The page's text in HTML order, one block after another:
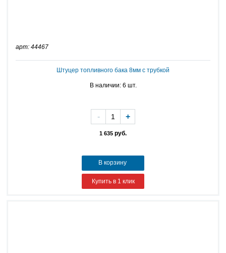
арт: 44467
Штуцер топливного бака 8мм с трубкой
В наличии: 6 шт.
1 635 руб.
- +
В корзину
Купить в 1 клик